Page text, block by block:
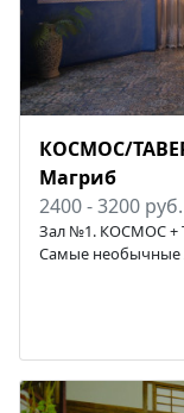
КОСМОС/
Магриб
2400 - 3200 руб.
Зал №1. КОСМОС +
Самые необычные